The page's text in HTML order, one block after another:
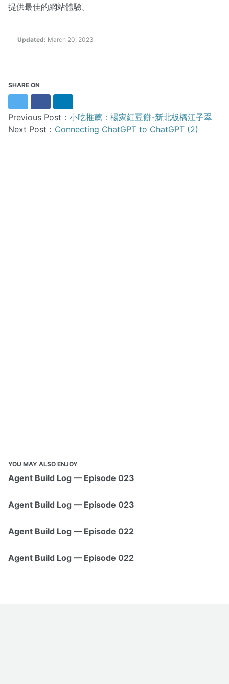
提供最佳的網站體驗。
Updated: March 20, 2023
SHARE ON
Previous Post： 小吃推薦：楊家紅豆餅-新北板橋江子翠
Next Post： Connecting ChatGPT to ChatGPT (2)
YOU MAY ALSO ENJOY
Agent Build Log — Episode 023
Agent Build Log — Episode 023
Agent Build Log — Episode 022
Agent Build Log — Episode 022